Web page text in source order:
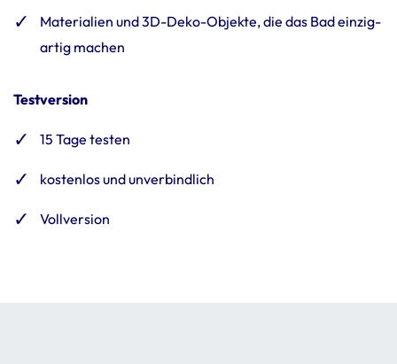
Mate­ria­lien und 3D-Deko-Objekte, die das Bad einzig­
artig machen
Testversion
15 Tage testen
kostenlos und unver­bind­lich
Voll­ver­sion